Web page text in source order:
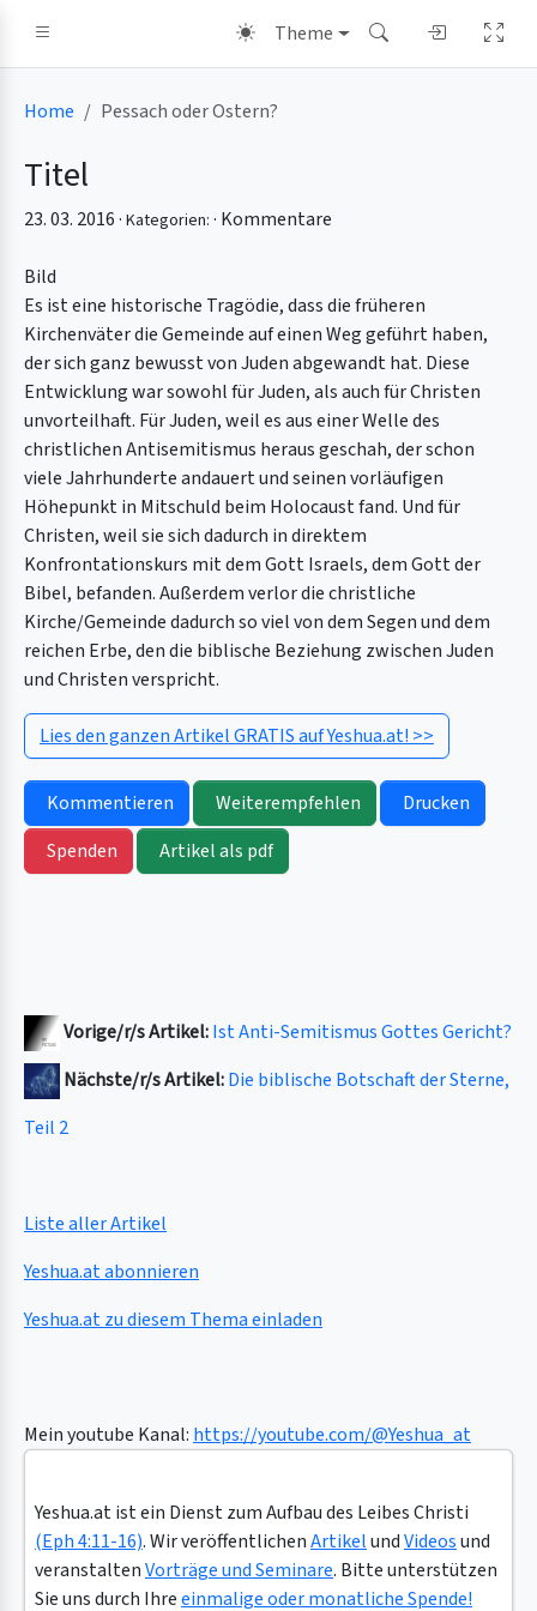
Theme
Home Pessach oder Ostern?
Titel
23. 03. 2016 · Kategorien: · Kommentare
Bild
Es ist eine historische Tragödie, dass die früheren
Kirchenväter die Gemeinde auf einen Weg geführt haben,
der sich ganz bewusst von Juden abgewandt hat. Diese
Entwicklung war sowohl für Juden, als auch für Christen
unvorteilhaft. Für Juden, weil es aus einer Welle des
christlichen Antisemitismus heraus geschah, der schon
viele Jahrhunderte andauert und seinen vorläufigen
Höhepunkt in Mitschuld beim Holocaust fand. Und für
Christen, weil sie sich dadurch in direktem
Konfrontationskurs mit dem Gott Israels, dem Gott der
Bibel, befanden. Außerdem verlor die christliche
Kirche/Gemeinde dadurch so viel von dem Segen und dem
reichen Erbe, den die biblische Beziehung zwischen Juden
und Christen verspricht.
Lies den ganzen Artikel GRATIS auf Yeshua.at! >>
Kommentieren Weiterempfehlen
Drucken
Spenden
Artikel als pdf
Vorige/r/s Artikel:Ist Anti-Semitismus Gottes Gericht?
Nächste/r/s Artikel:Die biblische Botschaft der Sterne,
Teil 2
Liste aller Artikel
Yeshua.at abonnieren
Yeshua.at zu diesem Thema einladen
Mein youtube Kanal: https://youtube.com/@Yeshua_at
Yeshua.at ist ein Dienst zum Aufbau des Leibes Christi
(Eph 4:11-16). Wir veröffentlichenArtikelundVideosund
veranstaltenVorträge und Seminare. Bitte unterstützen
Sie uns durch Ihreeinmalige oder monatliche Spende!